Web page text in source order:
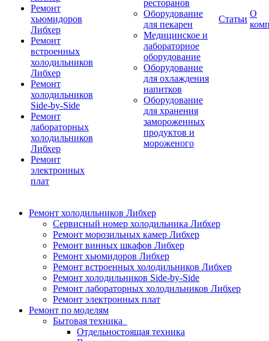
Ремонт
хьюмидоров
Либхер
Ремонт
встроенных
холодильников
Либхер
Ремонт
холодильников
Side-by-Side
Ремонт
лабораторных
холодильников
Либхер
Ремонт
электронных
плат
ресторанов
Оборудование
для пекарен
Медицинское и
лабораторное
оборудование
Оборудование
для охлаждения
напитков
Оборудование
для хранения
замороженных
продуктов и
мороженого
Статьи
О
Ремонт холодильников Либхер
Сервисный номер холодильника Либхер
Ремонт морозильных камер Либхер
Ремонт винных шкафов Либхер
Ремонт хьюмидоров Либхер
Ремонт встроенных холодильников Либхер
Ремонт холодильников Side-by-Side
Ремонт лабораторных холодильников Либхер
Ремонт электронных плат
Ремонт по моделям
Бытовая техника
Отдельностоящая техника